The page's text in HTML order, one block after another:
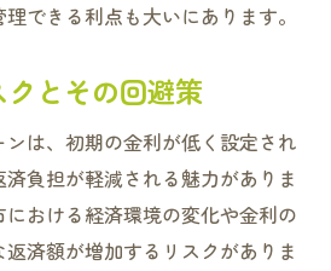
できる利点も大いにあります。
とその回避策
は、初期の金利が低く設定され
負担が軽減される魅力がありま
おける経済環境の変化や金利の
済額が増加するリスクがありま